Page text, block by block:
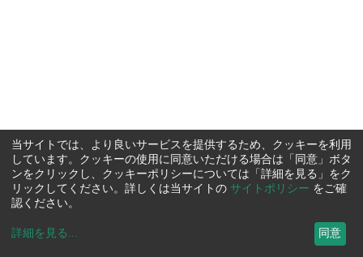
当サイトでは、より良いサービスを提供するため、クッキーを利用
しています。クッキーの使用に同意いただける場合は「同意」ボタ
ンをクリックし、クッキーポリシーについては「詳細を見る」をク
リックしてください。詳しくは当サイトの サイトポリシー をご確
認ください。
詳細を見る ... 同意